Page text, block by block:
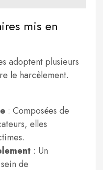
mis en
adoptent plusieurs
le harcèlement.
: Composées de
elles
: Un
de